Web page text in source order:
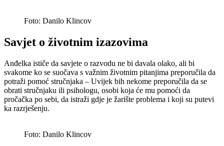
Foto: Danilo Klincov
Savjet o životnim izazovima
Anđelka ističe da savjete o razvodu ne bi davala olako, ali bi
svakome ko se suočava s važnim životnim pitanjima preporučila da
potraži pomoć stručnjaka – Uvijek bih nekome preporučila da se
obrati stručnjaku ili psihologu, osobi koja će mu pomoći da
pročačka po sebi, da istraži gdje je žarište problema i koji su putevi
ka razrješenju.
Foto: Danilo Klincov